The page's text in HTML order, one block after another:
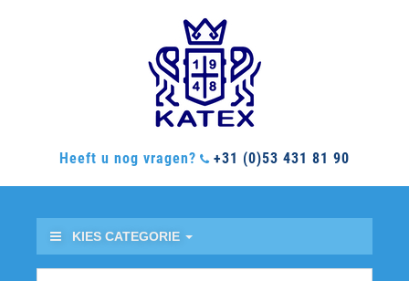
Heeft u nog vragen? +31 (0)53 431 81 90
KIES CATEGORIE